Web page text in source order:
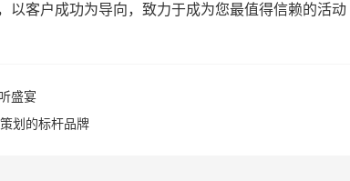
以客户成功为导向，致力于成为您最值得信赖的活动
盛宴
划的标杆品牌